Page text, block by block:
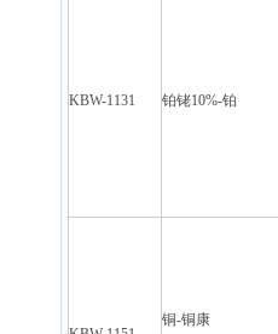
KBW-1131 铂铑10%-铂
铜-铜康